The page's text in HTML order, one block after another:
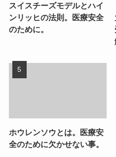
スイスチーズモデルとハイ
ンリッヒの法則。医療安全
のために。
ホウレンソウとは。医療安
全のために欠かせない事。